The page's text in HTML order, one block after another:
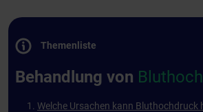
Themenliste
Behandlung von
Welche Ursachen kann Bluthochdruck